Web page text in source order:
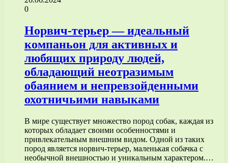
0
Норвич-терьер — идеальный
компаньон для активных и
любящих природу людей,
обладающий неотразимым
обаянием и непревзойденными
охотничьими навыками
В мире существует множество пород собак, каждая из
которых обладает своими особенностями и
привлекательным внешним видом. Одной из таких
пород является норвич-терьер, маленькая собачка с
необычной внешностью и уникальным характером.…